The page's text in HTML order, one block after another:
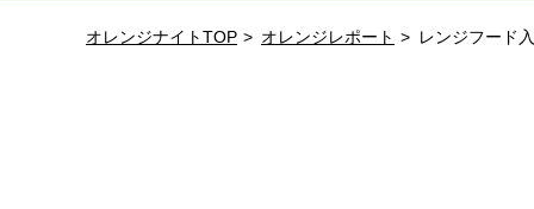
オレンジナイトTOP オレンジレポート レンジフード